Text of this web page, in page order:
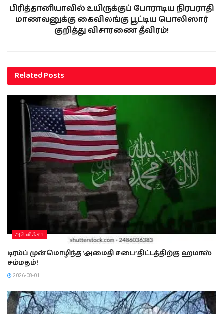
பிரித்தானியாவில் உயிருக்குப் போராடிய நிரபராதி
மாணவனுக்கு கைவிலங்கு பூட்டிய பொலிஸார்
குறித்து விசாரணை தீவிரம்!
RelatedPosts
அமொிக்கா
டிரம்ப் முன்மொழிந்த ‘அமைதி சபை’ திட்டத்திற்கு ஹமாஸ்
சம்மதம்!
2026-08-01